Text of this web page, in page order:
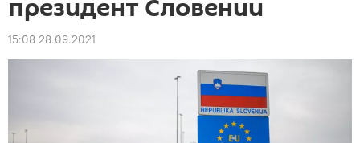
президент Словении
15:08 28.09.2021